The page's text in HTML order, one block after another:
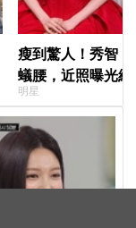
瘦到驚人！秀智
蟻腰，近照曝光
明星